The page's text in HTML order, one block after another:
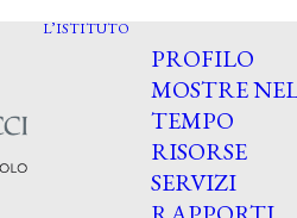
L’ISTITUTO
PROFILO
MOSTRE
TEMPO
RISORSE
SERVIZI